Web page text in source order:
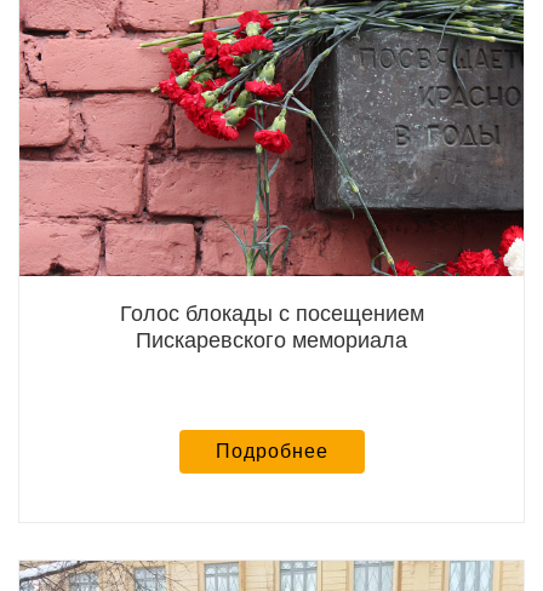
Голос блокады с посещением
Пискаревского мемориала
Подробнее